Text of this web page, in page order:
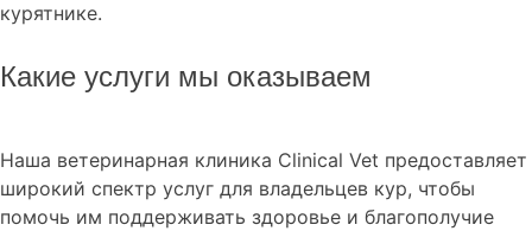
курятнике.
Какие услуги мы оказываем
Наша ветеринарная клиника Clinical Vet предоставляет
широкий спектр услуг для владельцев кур, чтобы
помочь им поддерживать здоровье и благополучие